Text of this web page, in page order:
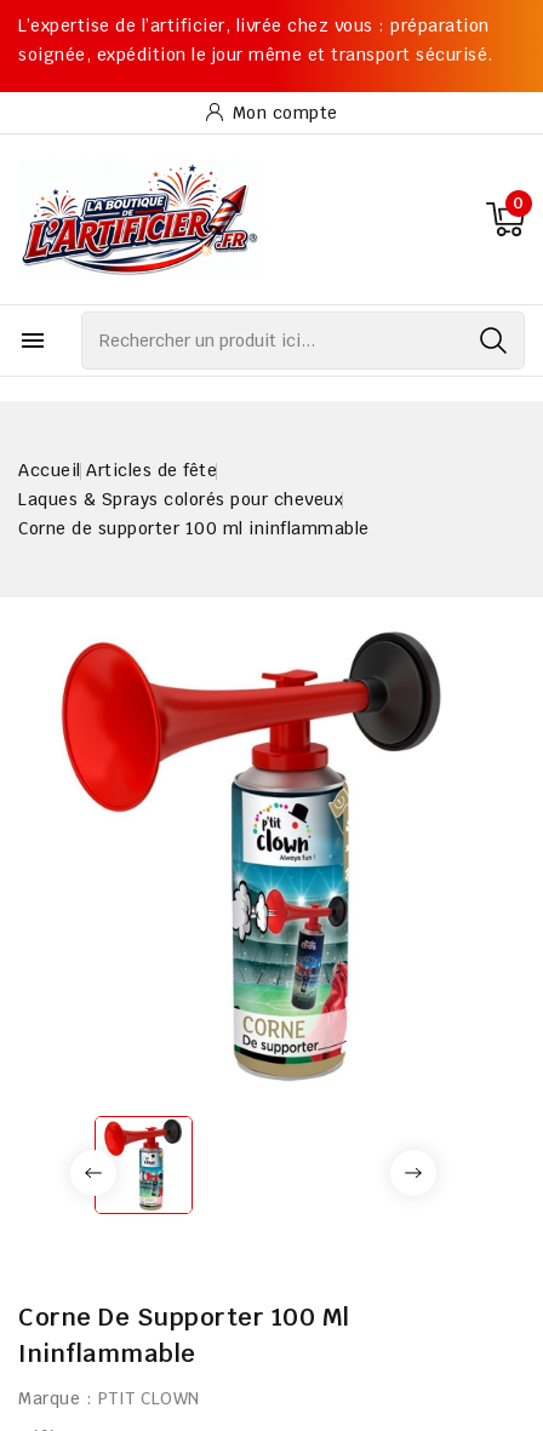
L’expertise de l’artificier, livrée chez vous : préparation
soignée, expédition le jour même et transport sécurisé.
Mon compte
0

Accueil Articles de fête
Laques & Sprays colorés pour cheveux
Corne de supporter 100 ml ininflammable
Corne De Supporter 100 Ml
Ininflammable
Marque : PTIT CLOWN